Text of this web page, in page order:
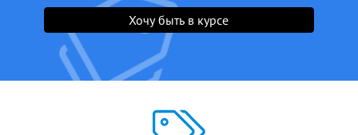
Хочу быть в курсе